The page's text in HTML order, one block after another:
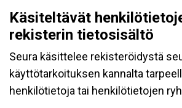
Käsiteltävät
rekisterin tietosisältö
Seura käsittelee rekisteröidystä
käyttötarkoituksen kannalta
henkilötietoja tai henkilötietojen